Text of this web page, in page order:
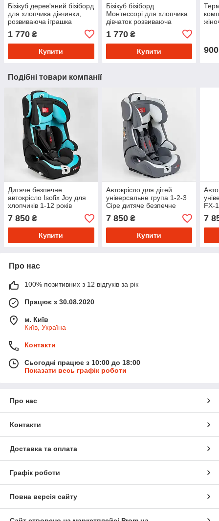
Бізікуб дерев'яний бізіборд
для хлопчика дівчинки,
розвиваюча іграшка
раннього розвитку дітей
23x23x23см 17 зон
1 770 ₴
Купити
Бізікуб бізіборд
Монтессорі для хлопчика
дівчаток розвиваюча
23x23x23см 17 зон
Бежевий
1 770₴
Купити 900
Подібні товари компанії
Дитяче безпечне
автокрісло Isofix Joy для
хлопчиків 1-12 років
Автокрісло 9-36 кг FX-
5266 Чорно-блакитний
7 850 ₴
Купити
Автокрісло для дітей
універсальне група 1-2-3
Сіре дитяче безпечне
автокрісло 9-36 кг Joy FX-
9559
7 850₴
Купити
FX-
36
7
Про нас
100% позитивних з 12 відгуків за рік
Працює з 30.08.2020
м. Київ
Київ, Україна
Контакти
Сьогодні працює з 10:00 до 18:00
Показати весь графік роботи
Про нас
Контакти
Доставка та оплата
Графік роботи
Повна версія сайту